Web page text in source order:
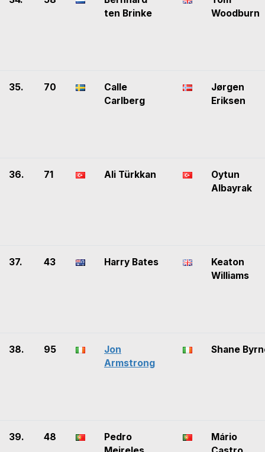
ten Brinke
Woodburn
35. 70
Calle
Carlberg
Jørgen
Eriksen
36. 71 Ali Türkkan
Oytun
Albayrak
37. 43 Harry Bates
Keaton
Williams
38. 95
Jon
Armstrong
Shane
39. 48
Pedro
Mário